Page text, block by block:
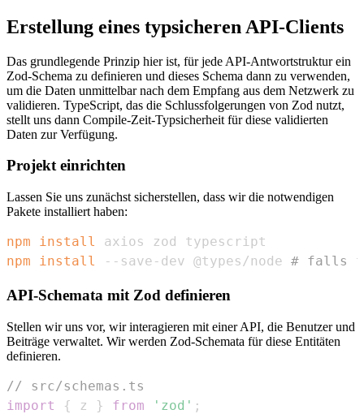
Erstellung eines typsicheren API-Clients
Das grundlegende Prinzip hier ist, für jede API-Antwortstruktur ein
Zod-Schema zu definieren und dieses Schema dann zu verwenden,
um die Daten unmittelbar nach dem Empfang aus dem Netzwerk zu
validieren. TypeScript, das die Schlussfolgerungen von Zod nutzt,
stellt uns dann Compile-Zeit-Typsicherheit für diese validierten
Daten zur Verfügung.
Projekt einrichten
Lassen Sie uns zunächst sicherstellen, dass wir die notwendigen
Pakete installiert haben:
npm install
npm
install --save-dev @types/node # falls
API-Schemata mit Zod definieren
Stellen wir uns vor, wir interagieren mit einer API, die Benutzer und
Beiträge verwaltet. Wir werden Zod-Schemata für diese Entitäten
definieren.
// src/schemas.ts
import
{ z } from 'zod' ;